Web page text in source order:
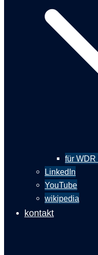
für WDR
LinkedIn
YouTube
wikipedia
kontakt